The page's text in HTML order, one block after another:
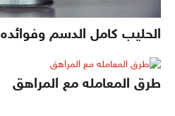
الحليب كامل الدسم وفوائده
طرق المعامله مع المراهق